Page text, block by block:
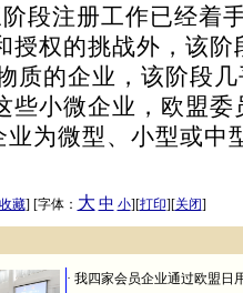
段注册工作已经着
授权的挑战外，该
质的企业，该阶段
些小微企业，欧盟委
业为微型、小型或中
藏] [字体： 大 中 小][打印][关闭]
· 我四家会员企业通过欧盟日